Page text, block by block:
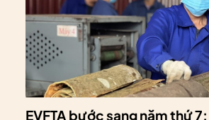
EVFTA bước sang năm thứ